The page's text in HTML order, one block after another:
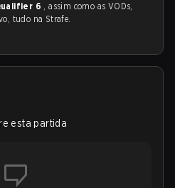
6 , assim como as VODs,
tudo na Strafe.
esta partida